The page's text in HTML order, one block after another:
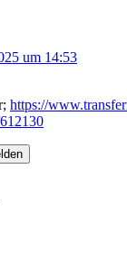
um 14:53
https://